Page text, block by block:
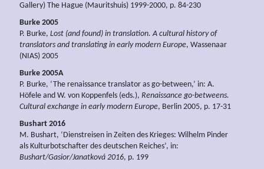
Gallery) The Hague (Mauritshuis) 1999-2000, p. 84-230
Burke 2005
P. Burke, Lost (and found) in translation. A cultural history of
translators and translating in early modern Europe, Wassenaar
(NIAS) 2005
Burke 2005A
P. Burke, ‘The renaissance translator as go-between,’ in: A.
Höfele and W. von Koppenfels (eds.), Renaissance go-betweens.
Cultural exchange in early modern Europe, Berlin 2005, p. 17-31
Bushart 2016
M. Bushart, ‘Dienstreisen in Zeiten des Krieges: Wilhelm Pinder
als Kulturbotschafter des deutschen Reiches’, in:
Bushart/Gasior/Janatková 2016, p. 199